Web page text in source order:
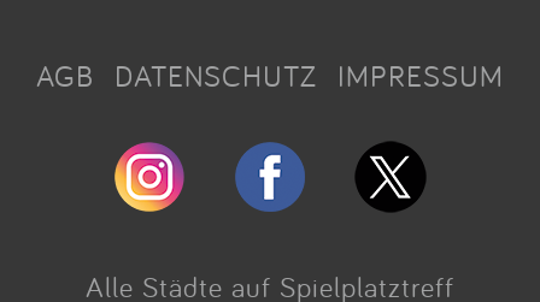
AGB DATENSCHUTZ IMPRESSUM
Alle Städte auf Spielplatztreff